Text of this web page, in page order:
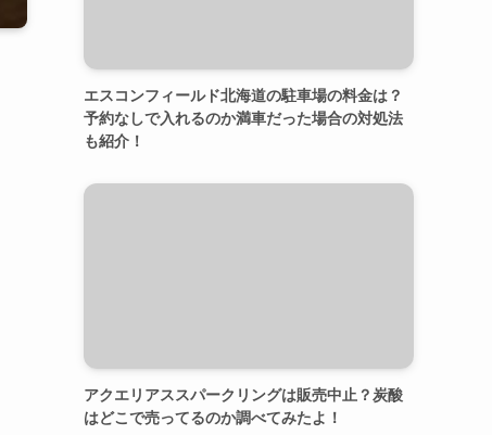
エスコンフィールド北海道の駐車場の料金は？
予約なしで入れるのか満車だった場合の対処法
も紹介！
アクエリアススパークリングは販売中止？炭酸
はどこで売ってるのか調べてみたよ！